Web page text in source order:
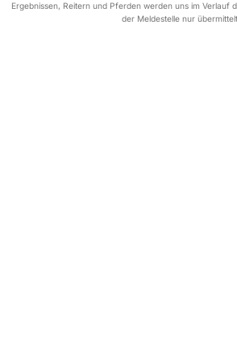
Ergebnissen, Reitern und Pferden werden uns im Verlauf
der Meldestelle nur übermittelt.